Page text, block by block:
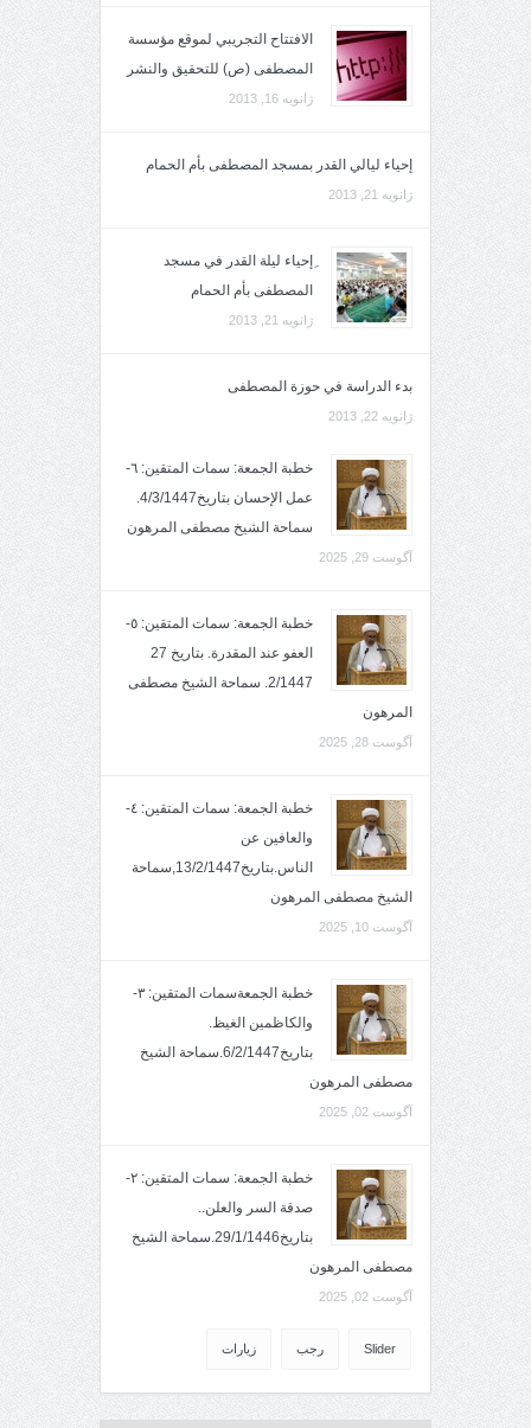
الافتتاح التجريبي لموقع مؤسسة
المصطفى (ص) للتحقيق والنشر
ژانویه 16, 2013
إحياء ليالي القدر بمسجد المصطفى بأم الحمام
ژانویه 21, 2013
ِإحياء ليلة القدر في مسجد
المصطفى بأم الحمام
ژانویه 21, 2013
بدء الدراسة في حوزة المصطفى
ژانویه 22, 2013
خطبة الجمعة: سمات المتقين: ٦-
عمل الإحسان بتاريخ4/3/1447.
سماحة الشيخ مصطفى المرهون
آگوست 29, 2025
خطبة الجمعة: سمات المتقين: ٥-
العفو عند المقدرة. بتاريخ 27
2/1447. سماحة الشيخ مصطفى
المرهون
آگوست 28, 2025
خطبة الجمعة: سمات المتقين: ٤-
والعافين عن
الناس.بتاريخ13/2/1447,سماحة
الشيخ مصطفى المرهون
آگوست 10, 2025
خطبة الجمعةسمات المتقين: ٣-
والكاظمين الغيظ.
بتاريخ6/2/1447.سماحة الشيخ
مصطفى المرهون
آگوست 02, 2025
خطبة الجمعة: سمات المتقين: ٢-
صدقة السر والعلن..
بتاريخ29/1/1446.سماحة الشيخ
مصطفى المرهون
آگوست 02, 2025
Slider رجب زيارات